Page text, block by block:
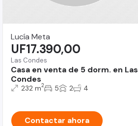
Lucía Meta
Las Condes
Casa en venta de 5 dorm. en Las
Condes
UF17.390,00
232 m2 5 2 4
Contactar ahora